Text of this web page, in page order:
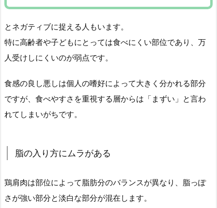
とネガティブに捉える人もいます。
特に高齢者や子どもにとっては食べにくい部位であり、万
人受けしにくいのが弱点です。
食感の良し悪しは個人の嗜好によって大きく分かれる部分
ですが、食べやすさを重視する層からは「まずい」と言わ
れてしまいがちです。
脂の入り方にムラがある
鶏肩肉は部位によって脂肪分のバランスが異なり、脂っぽ
さが強い部分と淡白な部分が混在します。